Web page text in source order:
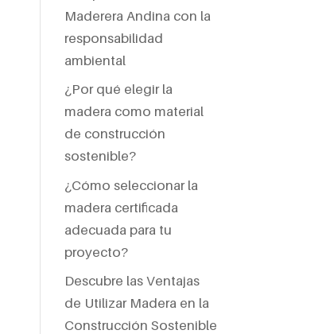
Maderera Andina con la
responsabilidad
ambiental
¿Por qué elegir la
madera como material
de construcción
sostenible?
¿Cómo seleccionar la
madera certificada
adecuada para tu
proyecto?
Descubre las Ventajas
de Utilizar Madera en la
Construcción Sostenible